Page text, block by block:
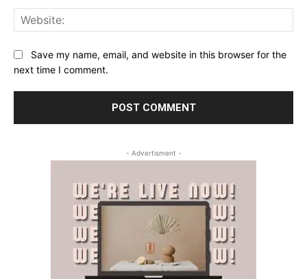
Save my name, email, and website in this browser for the
next time I comment.
- Advertisment -